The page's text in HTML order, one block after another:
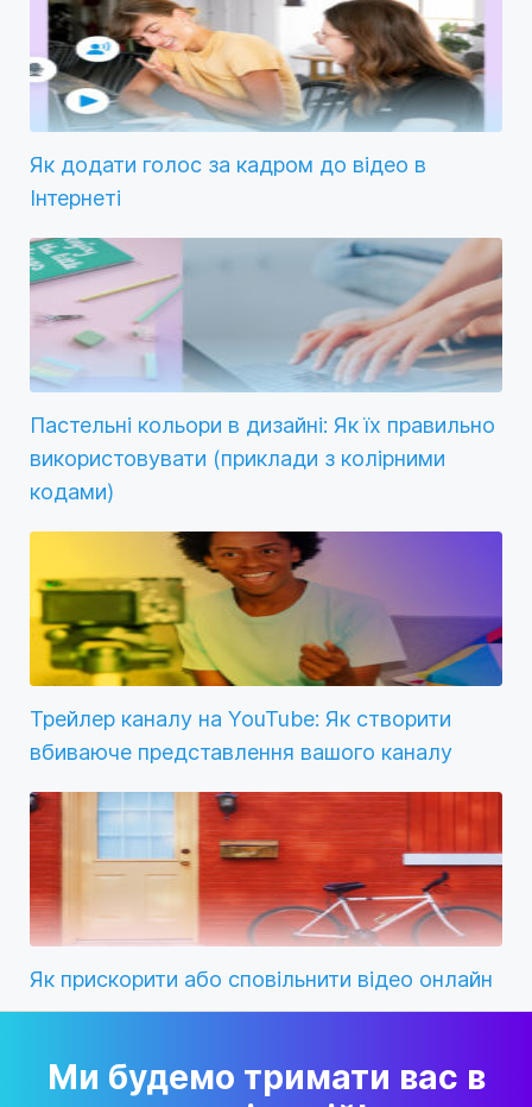
Як додати голос за кадром до відео в
Інтернеті
Пастельні кольори в дизайні: Як їх правильно
використовувати (приклади з колірними
кодами)
Трейлер каналу на YouTube: Як створити
вбиваюче представлення вашого каналу
Як прискорити або сповільнити відео онлайн
Ми будемо тримати вас в